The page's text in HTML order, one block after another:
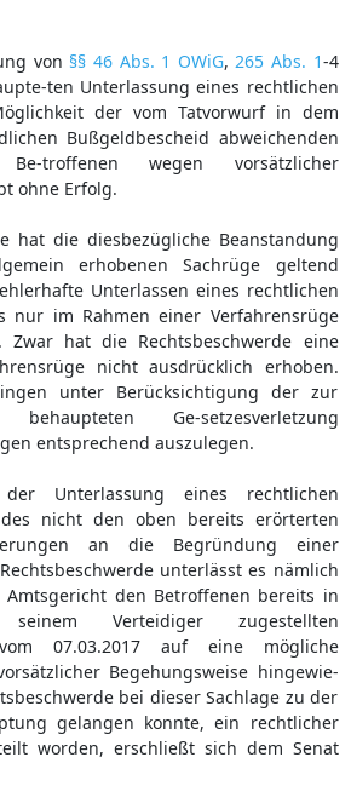
von §§ 46 Abs. 1 OWiG, 265 Abs. 1-4
ten Unterlassung eines rechtlichen
der vom Tatvorwurf in dem
Bußgeldbescheid abweichenden
troffenen wegen vorsätzlicher
ohne Erfolg.
hat die diesbezügliche Beanstandung
erhobenen Sachrüge geltend
Unterlassen eines rechtlichen
nur im Rahmen einer Verfahrensrüge
Zwar hat die Rechtsbeschwerde eine
nicht ausdrücklich erhoben.
unter Berücksichtigung der zur
Ge-setzesverletzung
entsprechend auszulegen.
Unterlassung eines rechtlichen
nicht den oben bereits erörterten
an die Begründung einer
unterlässt es nämlich
Amtsgericht den Betroffenen bereits in
Verteidiger zugestellten
vom 07.03.2017 auf eine mögliche
Begehungsweise hingewie-
bei dieser Sachlage zu der
gelangen konnte, ein rechtlicher
worden, erschließt sich dem Senat